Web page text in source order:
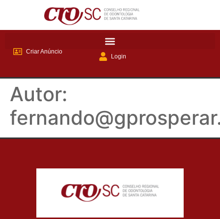
Criar Anúncio
Login
Autor: